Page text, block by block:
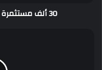
30 ألف مستثمرة فلاحية تربط بالكهرباء